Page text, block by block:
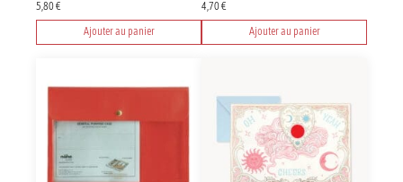
5,80€
Ajouter au panier
4,70€
Ajouter au panier